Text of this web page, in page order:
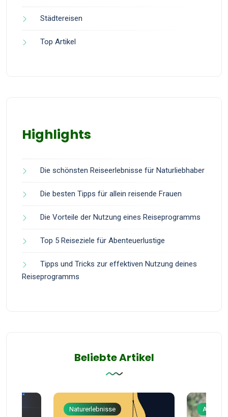
Städtereisen
Top Artikel
Highlights
Die schönsten Reiseerlebnisse für Naturliebhaber
Die besten Tipps für allein reisende Frauen
Die Vorteile der Nutzung eines Reiseprogramms
Top 5 Reiseziele für Abenteuerlustige
Tipps und Tricks zur effektiven Nutzung deines
Reiseprogramms
Beliebte Artikel
Naturerlebnisse